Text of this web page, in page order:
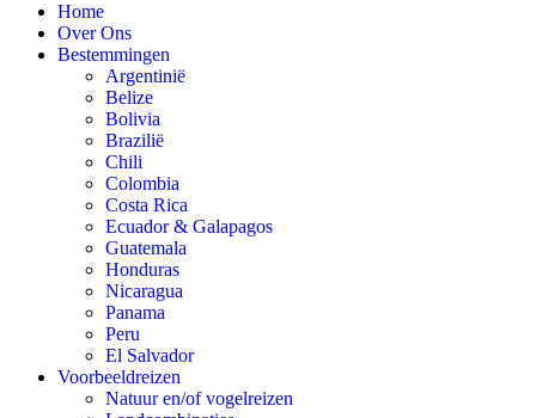
Home
Over Ons
Bestemmingen
Argentinië
Belize
Bolivia
Brazilië
Chili
Colombia
Costa Rica
Ecuador & Galapagos
Guatemala
Honduras
Nicaragua
Panama
Peru
El Salvador
Voorbeeldreizen
Natuur en/of vogelreizen